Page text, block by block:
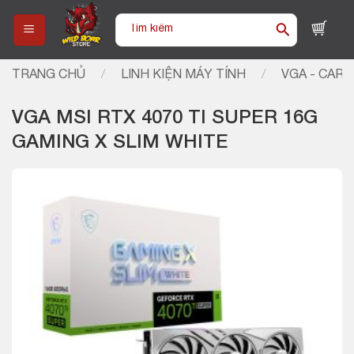
content
Tìm
TRANG CHỦ / LINH KIỆN MÁY TÍNH / VGA -
VGA MSI RTX 4070 TI SUPER 16G
GAMING X SLIM WHITE